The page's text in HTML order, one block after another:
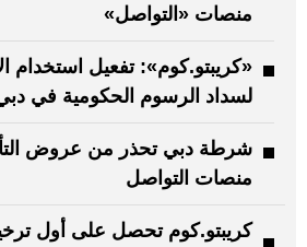
منصات «التواصل»
«كريبتو.كوم»: تفعيل استخدام
لسداد الرسوم الحكومية في
شرطة دبي تحذر من عروض
منصات التواصل
كريبتو.كوم تحصل على أول